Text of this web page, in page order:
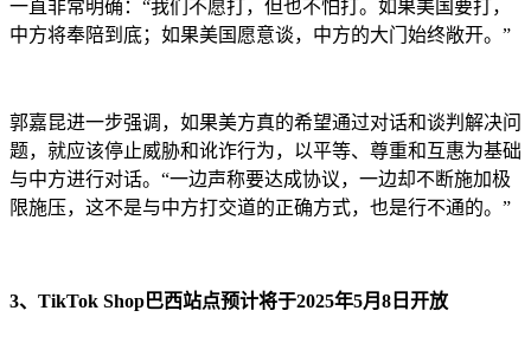
一直非常明确：“我们不愿打，但也不怕打。如果美国要打，
中方将奉陪到底；如果美国愿意谈，中方的大门始终敞开。”
郭嘉昆进一步强调，如果美方真的希望通过对话和谈判解决问
题，就应该停止威胁和讹诈行为，以平等、尊重和互惠为基础
与中方进行对话。“一边声称要达成协议，一边却不断施加极
限施压，这不是与中方打交道的正确方式，也是行不通的。”
3、TikTok Shop巴西站点预计将于2025年5月8日开放